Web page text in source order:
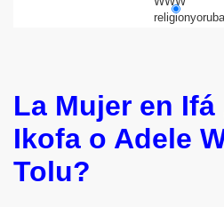
La Mujer en
Ikofa o Adele
Tolu?